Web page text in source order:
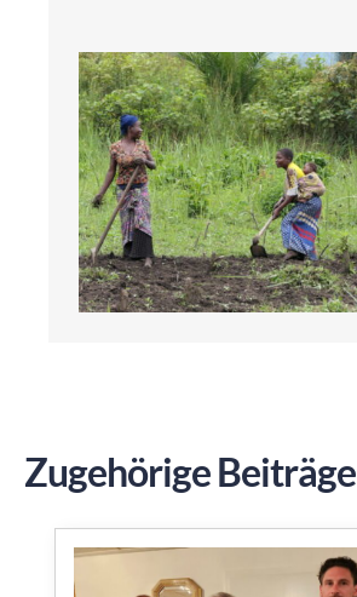
Zugehörige Beiträge